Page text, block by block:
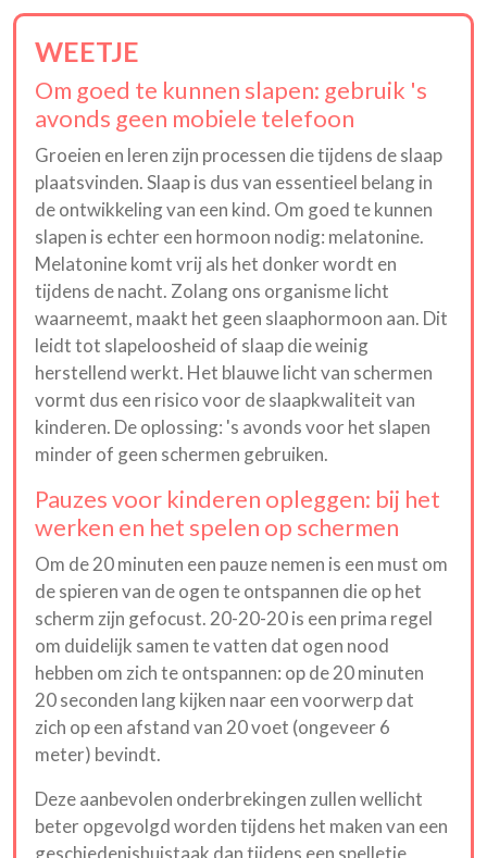
WEETJE
Om goed te kunnen slapen: gebruik 's
avonds geen mobiele telefoon
Groeien en leren zijn processen die tijdens de slaap
plaatsvinden. Slaap is dus van essentieel belang in
de ontwikkeling van een kind. Om goed te kunnen
slapen is echter een hormoon nodig: melatonine.
Melatonine komt vrij als het donker wordt en
tijdens de nacht. Zolang ons organisme licht
waarneemt, maakt het geen slaaphormoon aan. Dit
leidt tot slapeloosheid of slaap die weinig
herstellend werkt. Het blauwe licht van schermen
vormt dus een risico voor de slaapkwaliteit van
kinderen. De oplossing: 's avonds voor het slapen
minder of geen schermen gebruiken.
Pauzes voor kinderen opleggen: bij het
werken en het spelen op schermen
Om de 20 minuten een pauze nemen is een must om
de spieren van de ogen te ontspannen die op het
scherm zijn gefocust. 20-20-20 is een prima regel
om duidelijk samen te vatten dat ogen nood
hebben om zich te ontspannen: op de 20 minuten
20 seconden lang kijken naar een voorwerp dat
zich op een afstand van 20 voet (ongeveer 6
meter) bevindt.
Deze aanbevolen onderbrekingen zullen wellicht
beter opgevolgd worden tijdens het maken van een
geschiedenishuistaak dan tijdens een spelletje